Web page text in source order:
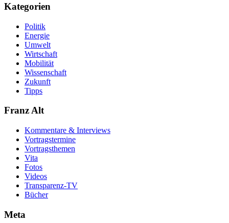
Kategorien
Politik
Energie
Umwelt
Wirtschaft
Mobilität
Wissenschaft
Zukunft
Tipps
Franz Alt
Kommentare & Interviews
Vortragstermine
Vortragsthemen
Vita
Fotos
Videos
Transparenz-TV
Bücher
Meta